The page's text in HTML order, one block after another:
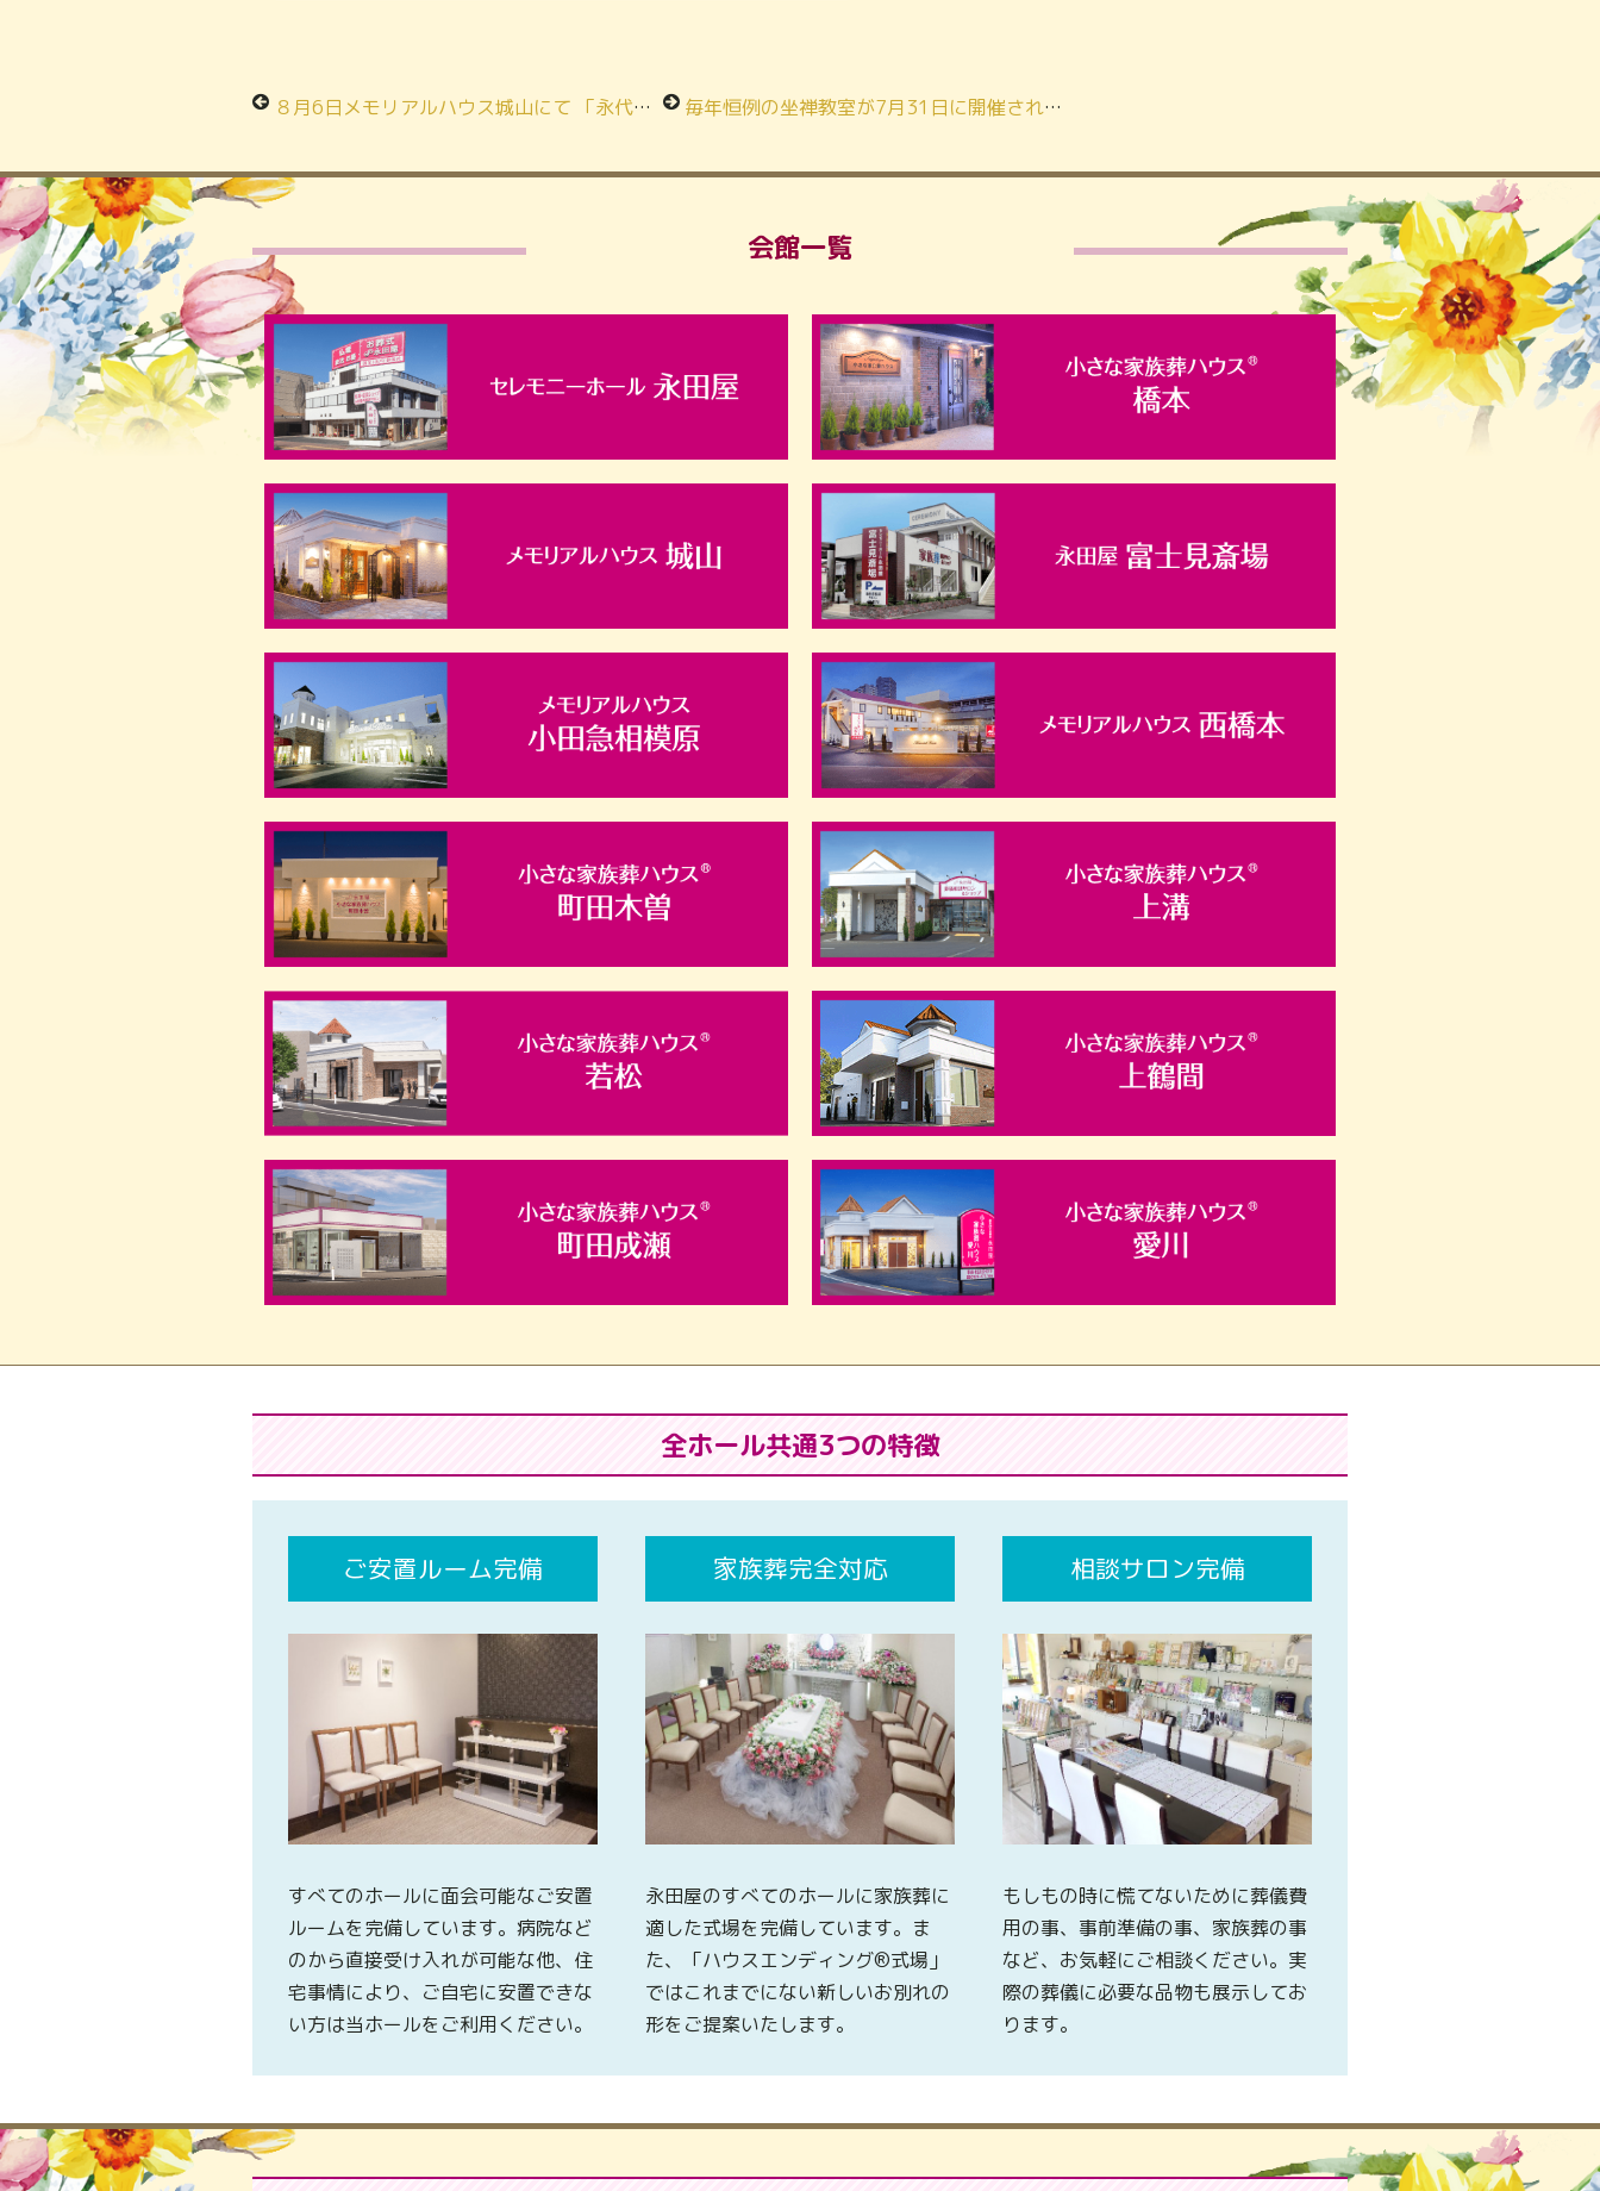
８月6日メモリアルハウス城山にて 「永代供養・お墓の選び方＆“エンディングノート”の活用術」が開催されました。 毎年恒例の坐禅教室が7月31日に開催されました。
会館一覧
全ホール共通3つの特徴
ご安置ルーム完備
すべてのホールに面会可能なご安置
ルームを完備しています。病院など
のから直接受け入れが可能な他、住
宅事情により、ご自宅に安置できな
い方は当ホールをご利用ください。
家族葬完全対応
永田屋のすべてのホールに家族葬に
適した式場を完備しています。ま
た、「ハウスエンディング®式場」
ではこれまでにない新しいお別れの
形をご提案いたします。
相談サロン完備
もしもの時に慌てないために葬儀費
用の事、事前準備の事、家族葬の事
など、お気軽にご相談ください。実
際の葬儀に必要な品物も展示してお
ります。